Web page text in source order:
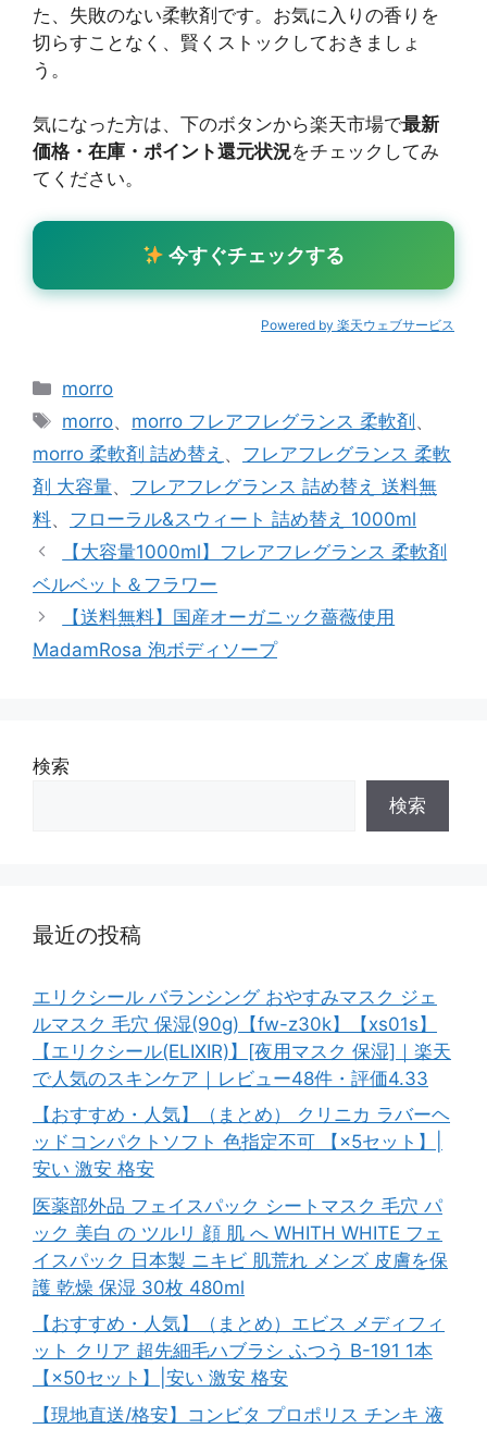
た、失敗のない柔軟剤です。お気に入りの香りを
切らすことなく、賢くストックしておきましょ
う。
気になった方は、下のボタンから楽天市場で最新
価格・在庫・ポイント還元状況をチェックしてみ
てください。
今すぐチェックする
Powered by 楽天ウェブサービス
カ
リ
ー
morro
タ
morro、 morro フレアフレグランス 柔軟剤、
morro 柔軟剤 詰め替え 、 フレアフレグランス 柔軟
剤 大容量、 フレアフレグランス 詰め替え 送料無
料、 フローラル&スウィート 詰め替え 1000ml
【大容量1000ml】フレアフレグランス 柔軟剤
ベルベット＆フラワー
【送料無料】国産オーガニック薔薇使用
MadamRosa 泡ボディソープ
検索
検索
最近の投稿
エリクシール バランシング おやすみマスク ジェ
ルマスク 毛穴 保湿(90g)【fw-z30k】【xs01s】
【エリクシール(ELIXIR)】[夜用マスク 保湿]｜楽天
で人気のスキンケア｜レビュー48件・評価4.33
【おすすめ・人気】（まとめ） クリニカ ラバーヘ
ッドコンパクトソフト 色指定不可 【×5セット】|
安い 激安 格安
医薬部外品 フェイスパック シートマスク 毛穴 パ
ック 美白 の ツルリ 顔 肌 へ WHITH WHITE フェ
イスパック 日本製 ニキビ 肌荒れ メンズ 皮膚を保
護 乾燥 保湿 30枚 480ml
【おすすめ・人気】（まとめ）エビス メディフィ
ット クリア 超先細毛ハブラシ ふつう B-191 1本
【×50セット】|安い 激安 格安
【現地直送/格安】コンビタ プロポリス チンキ 液